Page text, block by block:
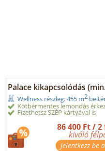
Palace kikapcsolódás
Wellness részleg: 455 m2
Kötbérmentes lemondás
Fizethetsz SZÉP kártyával is
86 400 Ft /
kiváló
Jelentkezz be